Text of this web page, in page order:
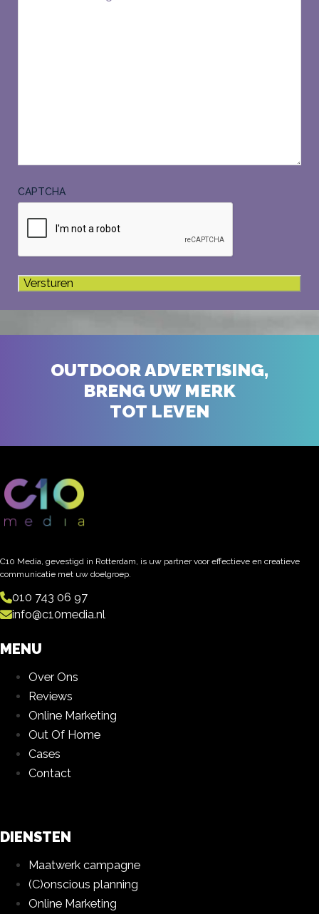
CAPTCHA
OUTDOOR ADVERTISING,
BRENG UW MERK
TOT LEVEN
C10 Media, gevestigd in Rotterdam, is uw partner voor effectieve en creatieve
communicatie met uw doelgroep.
010 743 06 97
info@c10media.nl
MENU
Over Ons
Reviews
Online Marketing
Out Of Home
Cases
Contact
DIENSTEN
Maatwerk campagne
(C)onscious planning
Online Marketing